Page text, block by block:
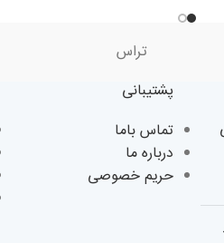
تراس
پشتیبانی
تماس باما
درباره ما
حریم خصوصی